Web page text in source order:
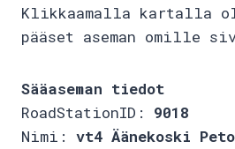
Klikkaamalla kartalla
pääset aseman omille
Sääaseman tiedot
RoadStationID: 9018
Nimi: vt4 Äänekoski